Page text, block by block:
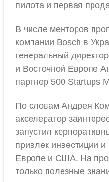
пилота и первая
В числе менторов
компании Bosch в
генеральный
и Восточной Европе
партнер 500 Startups
По словам Андрея
акселератор
запустил
привлек инвестиции
Европе и США. На
только полезные